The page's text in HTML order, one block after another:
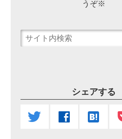
うぞ※
シェアする
twitter facebook hatenabookmark